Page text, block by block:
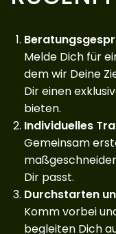
Melde Dich für
dem wir Deine
Dir einen
bieten.
Individuelles
Gemeinsam
Dir passt.
Durchstarten
Komm vorbei
begleiten Dich